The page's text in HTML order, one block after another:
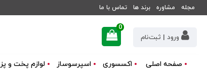
مجله مشاوره برند ها تماس با ما
ورود | ثبت‌نام
0
صفحه اصلی اکسسوری اسپرسوساز لوازم پخت و پز